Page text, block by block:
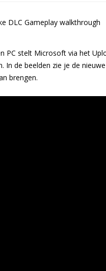
PC stelt Microsoft via het
de beelden zie je de
brengen.